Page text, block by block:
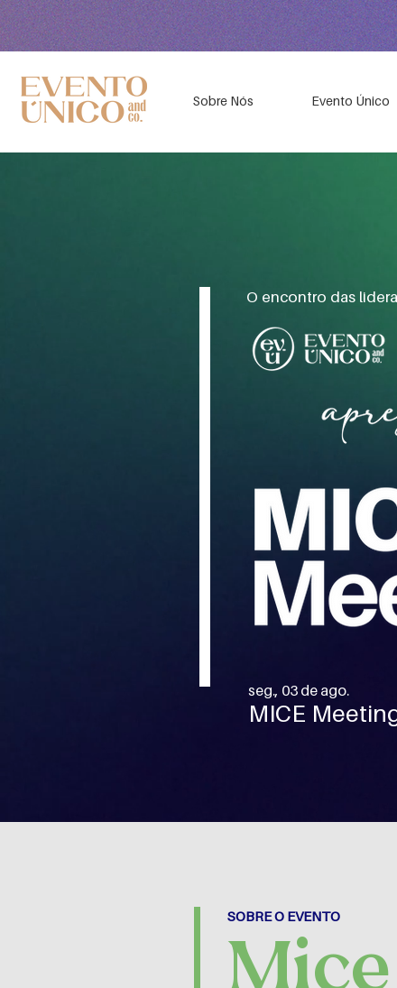
Sobre Nós Evento Único
O encontro das
seg., 03 de ago.
MICE
SOBRE O EVENTO